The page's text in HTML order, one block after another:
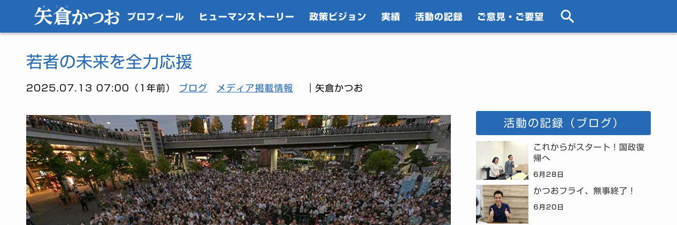
プロフィール ヒューマンストーリー 政策ビジョン 実績 活動の記録 ご意見・ご要望
若者の未来を全力応援
2025.07.13 07:00（1年前） ブログ メディア掲載情報 ｜矢倉かつお
活動の記録（ブログ）
これからがスタート！国政復
帰へ
6月28日
かつおフライ、無事終了！
6月20日